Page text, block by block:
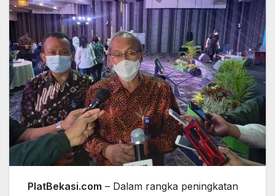
PlatBekasi.com – Dalam rangka peningkatan